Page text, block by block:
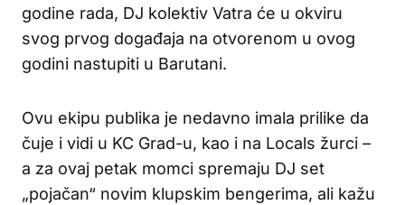
godine rada, DJ kolektiv Vatra će u okviru
svog prvog događaja na otvorenom u ovog
godini nastupiti u Barutani.
Ovu ekipu publika je nedavno imala prilike da
čuje i vidi u KC Grad-u, kao i na Locals žurci –
a za ovaj petak momci spremaju DJ set
„pojačan“ novim klupskim bengerima, ali kažu